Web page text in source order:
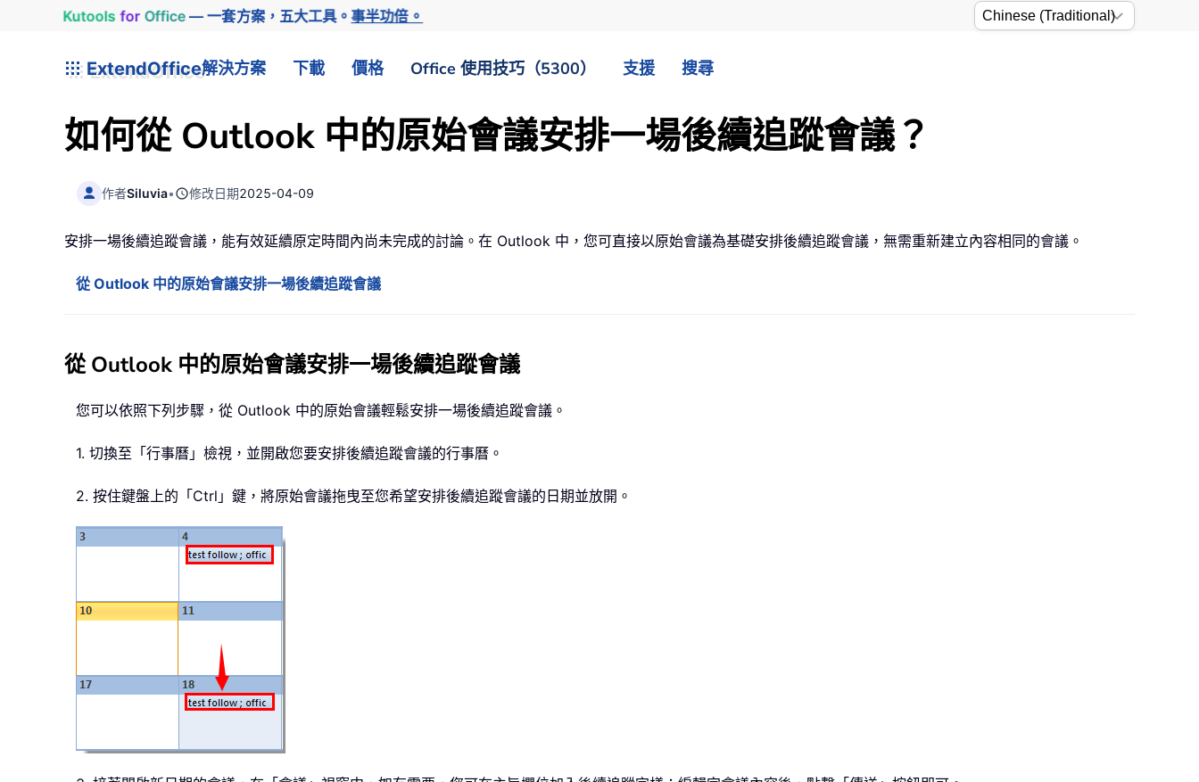
Kutools for Office— 一套方案，五大工具。事半功倍。
ExtendOffice解決方案 下載 價格 Office 使用技巧（5300） 支援 搜尋
如何從 Outlook 中的原始會議安排一場後續追蹤會議？
作者Siluvia• 修改日期2025-04-09
安排一場後續追蹤會議，能有效延續原定時間內尚未完成的討論。在 Outlook 中，您可直接以原始會議為基礎安排後續追蹤會議，無需重新建立內容相同的會議。
從 Outlook 中的原始會議安排一場後續追蹤會議
從 Outlook 中的原始會議安排一場後續追蹤會議
您可以依照下列步驟，從 Outlook 中的原始會議輕鬆安排一場後續追蹤會議。
1. 切換至「行事曆」檢視，並開啟您要安排後續追蹤會議的行事曆。
2. 按住鍵盤上的「Ctrl」鍵，將原始會議拖曳至您希望安排後續追蹤會議的日期並放開。